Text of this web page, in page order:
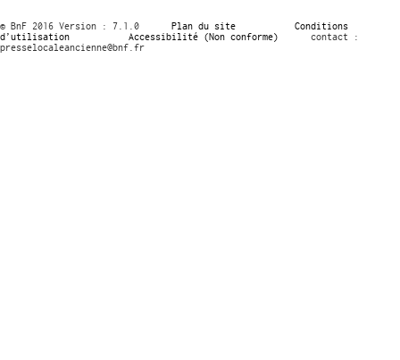
© BnF 2016 Version : 7.1.0 Plan du site
Conditions
d’utilisation
Accessibilité (Non conforme)
contact :
presselocaleancienne@bnf.fr